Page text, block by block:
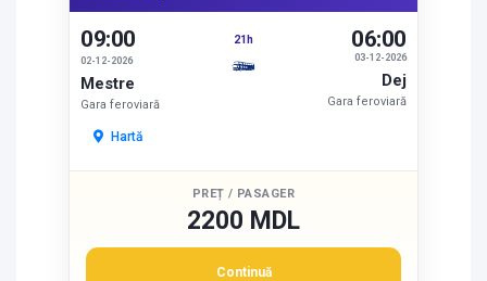
09:00
02-12-2026
Mestre
Gara feroviară
Hartă
21h
03-12-2026
06:00
Dej
Gara feroviară
PREȚ / PASAGER
2200 MDL
Continuă